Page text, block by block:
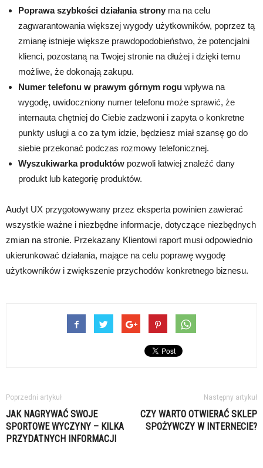
Poprawa szybkości działania strony ma na celu
zagwarantowania większej wygody użytkowników, poprzez tą
zmianę istnieje większe prawdopodobieństwo, że potencjalni
klienci, pozostaną na Twojej stronie na dłużej i dzięki temu
możliwe, że dokonają zakupu.
Numer telefonu w prawym górnym rogu wpływa na
wygodę, uwidoczniony numer telefonu może sprawić, że
internauta chętniej do Ciebie zadzwoni i zapyta o konkretne
punkty usługi a co za tym idzie, będziesz miał szansę go do
siebie przekonać podczas rozmowy telefonicznej.
Wyszukiwarka produktów pozwoli łatwiej znaleźć dany
produkt lub kategorię produktów.
Audyt UX przygotowywany przez eksperta powinien zawierać
wszystkie ważne i niezbędne informacje, dotyczące niezbędnych
zmian na stronie. Przekazany Klientowi raport musi odpowiednio
ukierunkować działania, mające na celu poprawę wygodę
użytkowników i zwiększenie przychodów konkretnego biznesu.
Poprzedni artykuł
JAK NAGRYWAĆ SWOJE
SPORTOWE WYCZYNY – KILKA
PRZYDATNYCH INFORMACJI
Następny artykuł
CZY WARTO OTWIERAĆ SKLEP
SPOŻYWCZY W INTERNECIE?